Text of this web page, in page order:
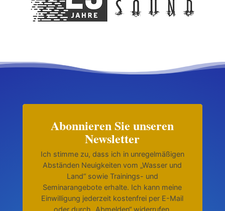
Abonnieren Sie unseren
Newsletter
Ich stimme zu, dass ich in unregelmäßigen
Abständen Neuigkeiten vom „Wasser und
Land“ sowie Trainings- und
Seminarangebote erhalte. Ich kann meine
Einwilligung jederzeit kostenfrei per E-Mail